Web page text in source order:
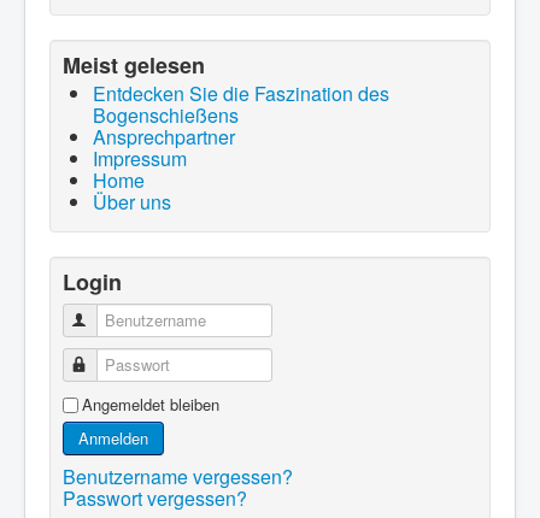
Meist gelesen
Entdecken Sie die Faszination des
Bogenschießens
Ansprechpartner
Impressum
Home
Über uns
Login
Benutzername
Passwort
Angemeldet bleiben
Anmelden
Benutzername vergessen?
Passwort vergessen?